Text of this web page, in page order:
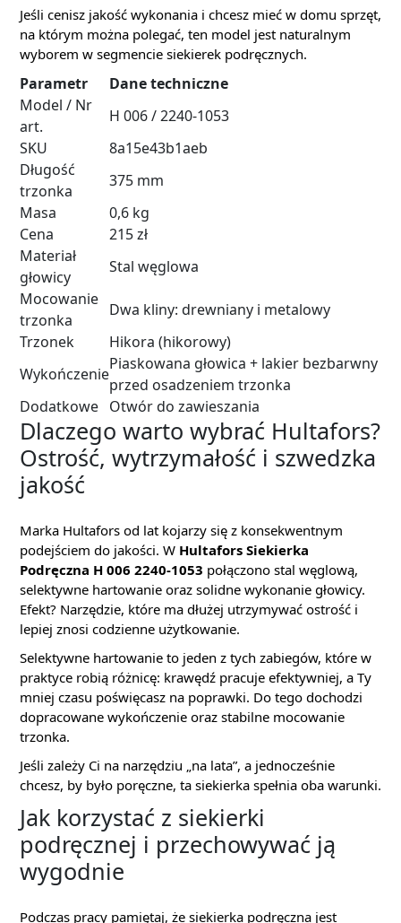
Jeśli cenisz jakość wykonania i chcesz mieć w domu sprzęt,
na którym można polegać, ten model jest naturalnym
wyborem w segmencie siekierek podręcznych.
Parametr
Dane techniczne
Model / Nr
art.
H 006 / 2240-1053
SKU
8a15e43b1aeb
Długość
trzonka
375 mm
Masa
0,6 kg
Cena
215 zł
Materiał
głowicy
Stal węglowa
Mocowanie
trzonka
Dwa kliny: drewniany i metalowy
Trzonek
Hikora (hikorowy)
Wykończenie
Piaskowana głowica + lakier bezbarwny
przed osadzeniem trzonka
Dodatkowe Otwór do zawieszania
Dlaczego warto wybrać Hultafors?
Ostrość, wytrzymałość i szwedzka
jakość
Marka Hultafors od lat kojarzy się z konsekwentnym
podejściem do jakości. W Hultafors Siekierka
Podręczna H 006 2240-1053 połączono stal węglową,
selektywne hartowanie oraz solidne wykonanie głowicy.
Efekt? Narzędzie, które ma dłużej utrzymywać ostrość i
lepiej znosi codzienne użytkowanie.
Selektywne hartowanie to jeden z tych zabiegów, które w
praktyce robią różnicę: krawędź pracuje efektywniej, a Ty
mniej czasu poświęcasz na poprawki. Do tego dochodzi
dopracowane wykończenie oraz stabilne mocowanie
trzonka.
Jeśli zależy Ci na narzędziu „na lata”, a jednocześnie
chcesz, by było poręczne, ta siekierka spełnia oba warunki.
Jak korzystać z siekierki
podręcznej i przechowywać ją
wygodnie
Podczas pracy pamiętaj, że siekierka podręczna jest